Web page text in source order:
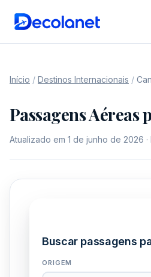
Início / Destinos Internacionais /
Passagens Aéreas
Atualizado em 1 de junho de 2026
Buscar passagens
ORIGEM